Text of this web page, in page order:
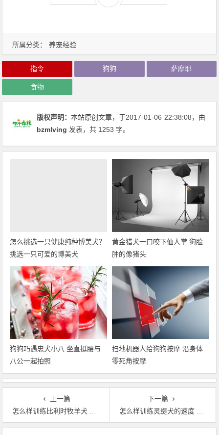
所属分类： 养宠经验
指令 狗狗 萨摩耶
食物
版权声明：本站原创文章，于2017-01-06 22:38:08，由
bzmlving 发表，共 1253 字。
怎么挑选一只健康纯种博美犬？
挑选一只可爱的博美犬
黄金猎犬一口咬下仙人掌 狗脸
肿的像猪头
狗狗巧遇忠犬小八 坐直挺腰与
八公一起拍照
扫地机器人给狗狗按摩 沿身体
零死角按摩
上一篇
怎么样训练比利时牧羊犬 完成动作要给予奖励
下一篇
怎么样训练灵缇犬的速度 必须从犬的幼龄开始